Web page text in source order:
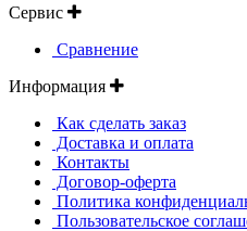
Сервис
Сравнение
Информация
Как сделать заказ
Доставка и оплата
Контакты
Договор-оферта
Политика
Пользовательское